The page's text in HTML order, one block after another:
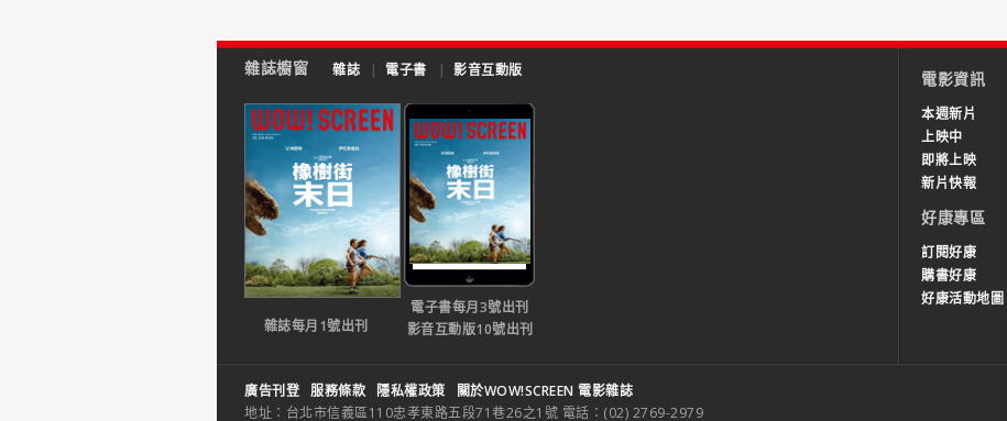
雜誌櫥窗 雜誌 | 電子書 | 影音互動版
雜誌每月1號出刊
電子書每月3號出刊
影音互動版10號出刊
電影資訊
本週新片
上映中
即將上映
新片快報
好康專區
訂閱好康
購書好康
好康活動地圖
廣告刊登 服務條款 隱私權政策
關於WOW!SCREEN 電影雜誌
地址：台北市信義區110忠孝東路五段71巷26之1號 電話：(02) 2769-2979